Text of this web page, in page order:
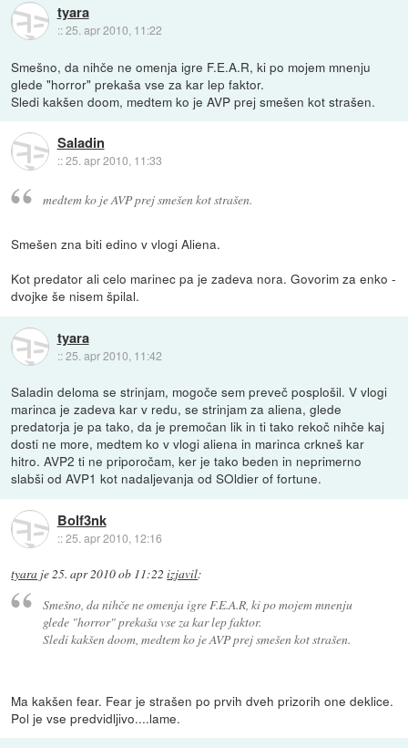
tyara
::25. apr 2010, 11:22
Smešno, da nihče ne omenja igre F.E.A.R, ki po mojem mnenju
glede "horror" prekaša vse za kar lep faktor.
Sledi kakšen doom, medtem ko je AVP prej smešen kot strašen.
Saladin
::25. apr 2010, 11:33
medtem ko je AVP prej smešen kot strašen.
Smešen zna biti edino v vlogi Aliena.
Kot predator ali celo marinec pa je zadeva nora. Govorim za enko -
dvojke še nisem špilal.
tyara
::25. apr 2010, 11:42
Saladin deloma se strinjam, mogoče sem preveč posplošil. V vlogi
marinca je zadeva kar v redu, se strinjam za aliena, glede
predatorja je pa tako, da je premočan lik in ti tako rekoč nihče kaj
dosti ne more, medtem ko v vlogi aliena in marinca crkneš kar
hitro. AVP2 ti ne priporočam, ker je tako beden in neprimerno
slabši od AVP1 kot nadaljevanja od SOldier of fortune.
Bolf3nk
::25. apr 2010, 12:16
tyara je25. apr 2010 ob 11:22 izjavil:
Smešno, da nihče ne omenja igre F.E.A.R, ki po mojem mnenju
glede "horror" prekaša vse za kar lep faktor.
Sledi kakšen doom, medtem ko je AVP prej smešen kot strašen.
Ma kakšen fear. Fear je strašen po prvih dveh prizorih one deklice.
Pol je vse predvidljivo....lame.